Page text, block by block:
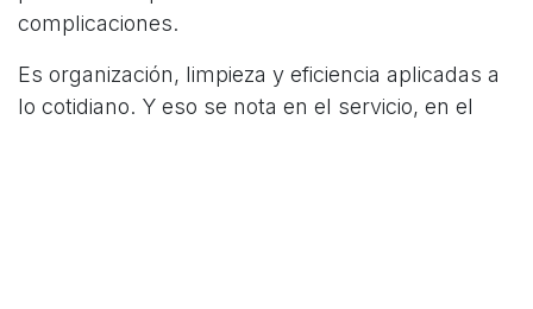
complicaciones.
Es organización, limpieza y eficiencia aplicadas a
lo cotidiano. Y eso se nota en el servicio, en el